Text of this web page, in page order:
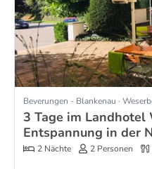
Beverungen - Blankenau ·
3 Tage im
Entspannung in der
2 Nächte 2 Personen